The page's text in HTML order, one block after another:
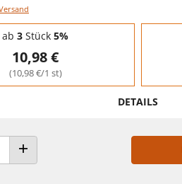
ab 3 Stück 5%
10,98 €
(10,98 €/1 st)
DETAILS
ANZAHL ERHÖHEN